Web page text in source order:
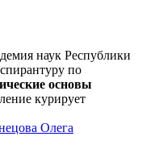
наук Республики
по
основы
курирует